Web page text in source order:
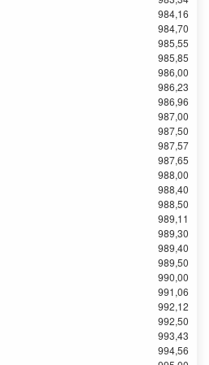
984,16
984,70
985,55
985,85
986,00
986,23
986,96
987,00
987,50
987,57
987,65
988,00
988,40
988,50
989,11
989,30
989,40
989,50
990,00
991,06
992,12
992,50
993,43
994,56